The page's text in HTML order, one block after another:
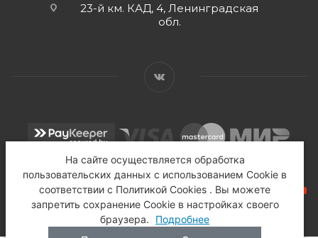
23-й км. КАД, 4, Ленинградская
обл.
2026 © Продстар - Торговый Дом
На сайте осуществляется обработка
пользовательских данных с использованием Cookie в
соответствии с Политикой Cookies . Вы можете
запретить сохранение Cookie в настройках своего
браузера.
Подробнее